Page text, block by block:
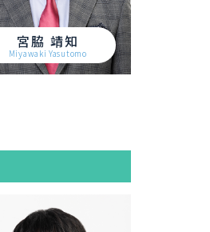
宮脇 靖知
Miyawaki Yasutomo